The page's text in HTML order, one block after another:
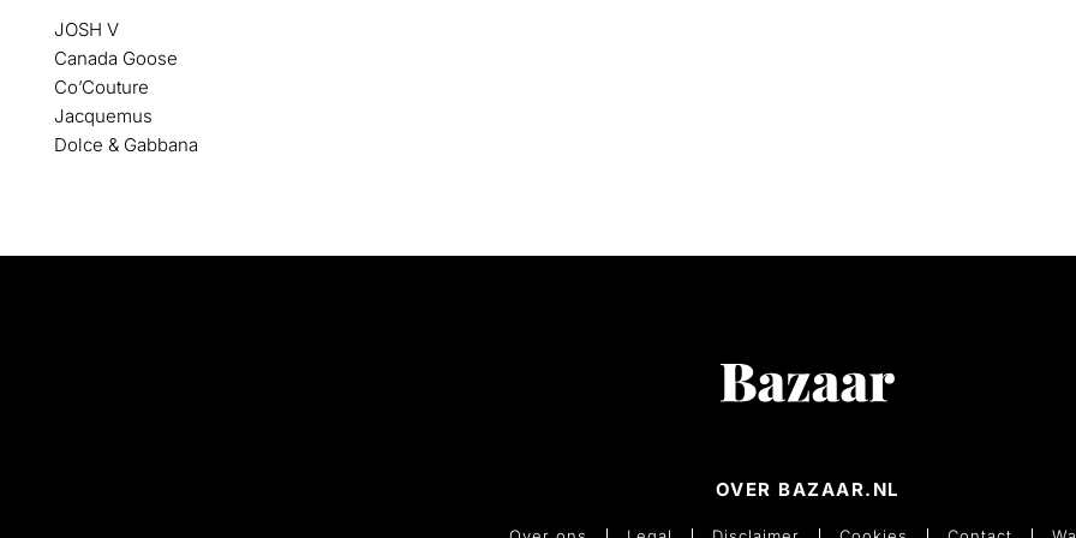
JOSH V
Canada Goose
Co’Couture
Jacquemus
Dolce & Gabbana
OVER BAZAAR.NL